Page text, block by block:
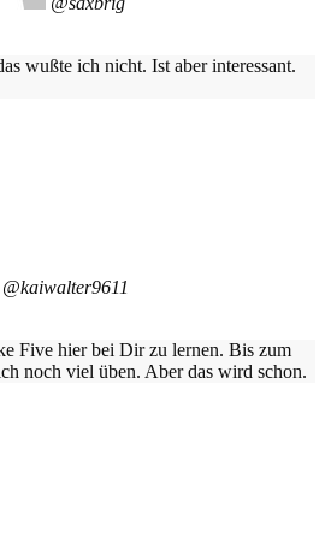
wußte ich nicht. Ist aber interessant.
@kaiwalter9611
Five hier bei Dir zu lernen. Bis zum
noch viel üben. Aber das wird schon.